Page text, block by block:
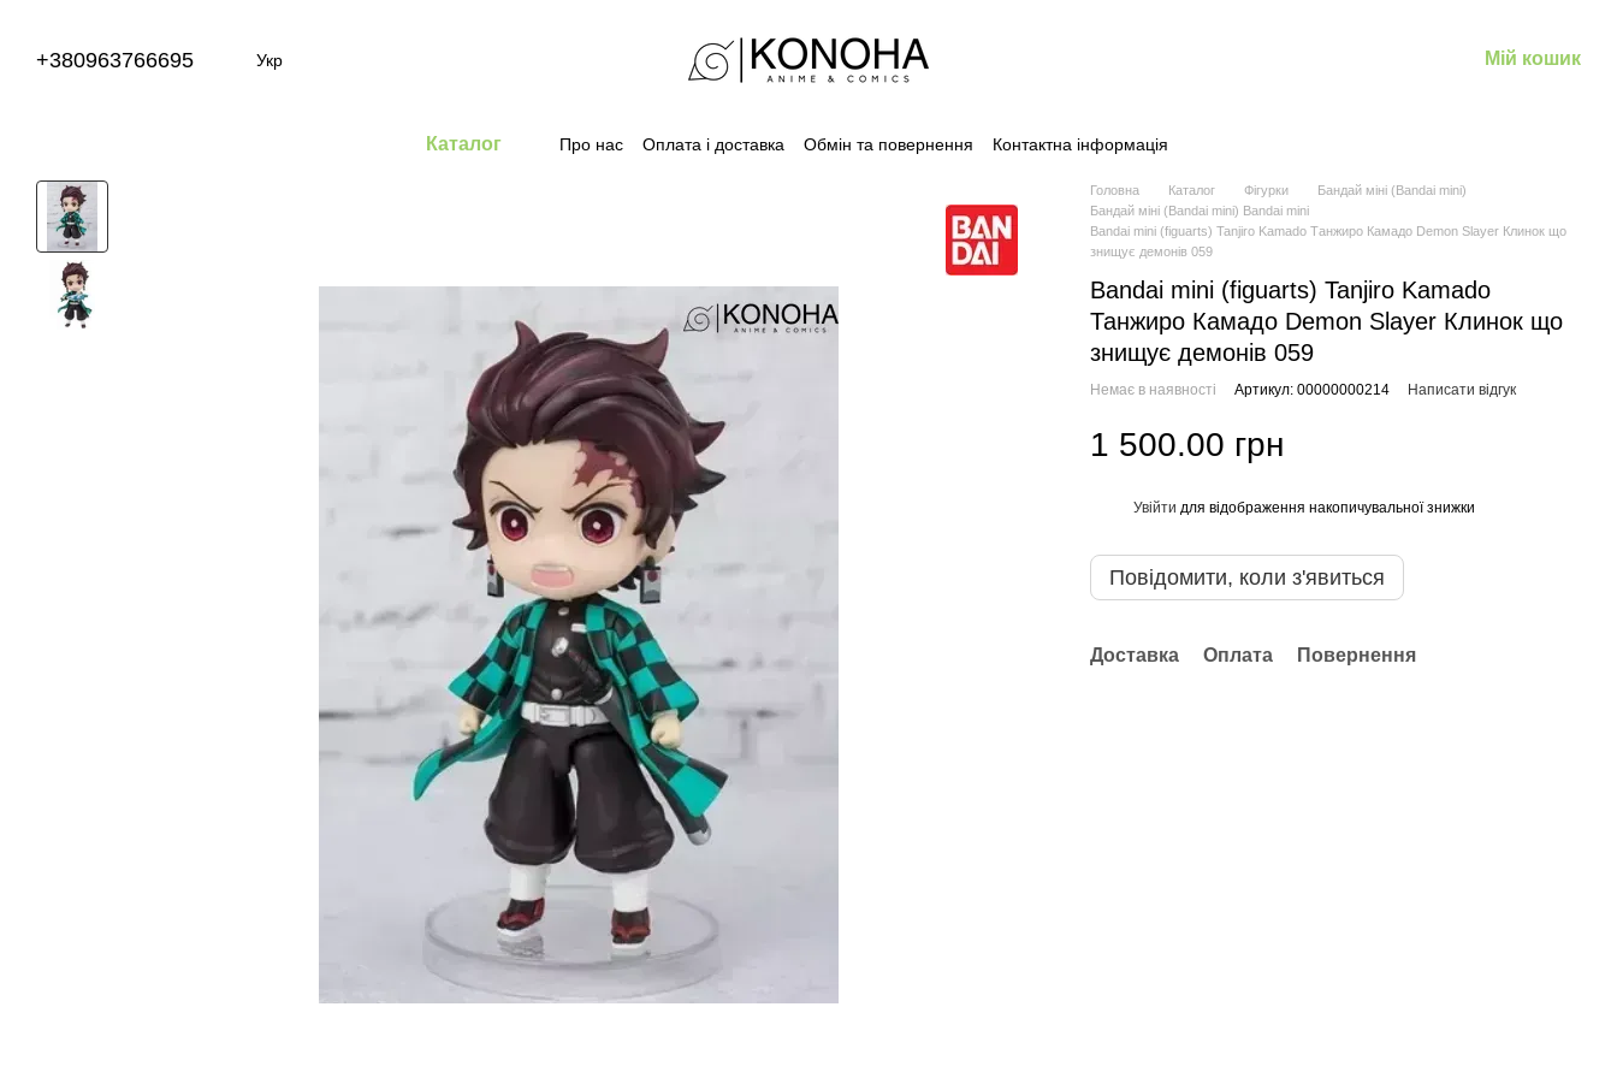
+380963766695 Укр Мій кошик
Каталог Про нас Оплата і доставка Обмін та повернення Контактна інформація
Головна Каталог Фігурки
Бандай міні (Bandai mini)
Бандай міні (Bandai mini) Bandai mini
Bandai mini (figuarts) Tanjiro Kamado Танжиро Камадо Demon Slayer Клинок що
знищує демонів 059
Bandai mini (figuarts) Tanjiro Kamado
Танжиро Камадо Demon Slayer Клинок що
знищує демонів 059
Немає в наявності Артикул: 00000000214 Написати відгук
1 500.00 грн
Увійти для відображення накопичувальної знижки
Повідомити, коли з'явиться
Доставка Оплата Повернення